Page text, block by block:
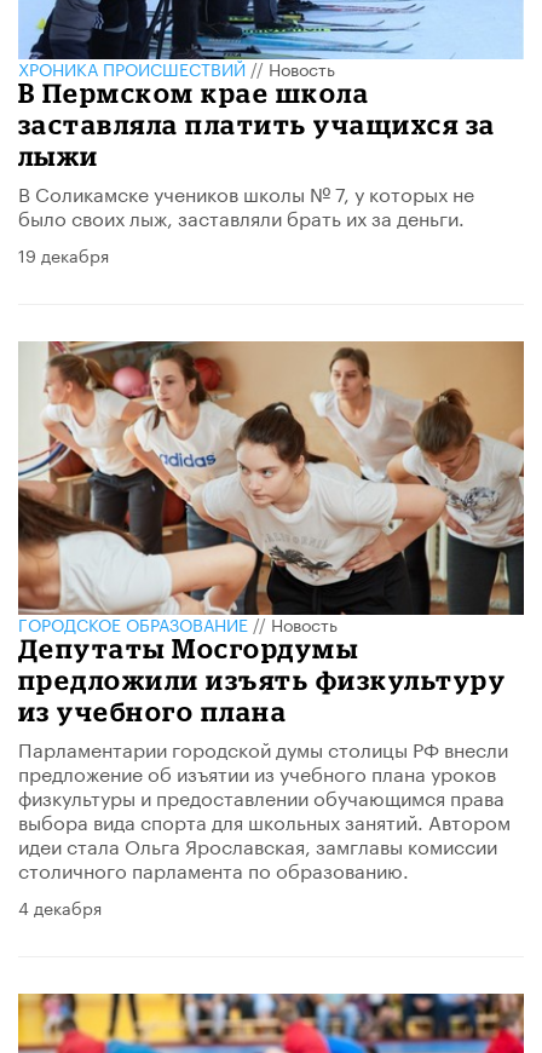
ХРОНИКА ПРОИСШЕСТВИЙ//Новость
В Пермском крае школа
заставляла платить учащихся за
лыжи
В Соликамске учеников школы № 7, у которых не
было своих лыж, заставляли брать их за деньги.
19 декабря
ГОРОДСКОЕ ОБРАЗОВАНИЕ//Новость
Депутаты Мосгордумы
предложили изъять физкультуру
из учебного плана
Парламентарии городской думы столицы РФ внесли
предложение об изъятии из учебного плана уроков
физкультуры и предоставлении обучающимся права
выбора вида спорта для школьных занятий. Автором
идеи стала Ольга Ярославская, замглавы комиссии
столичного парламента по образованию.
4 декабря